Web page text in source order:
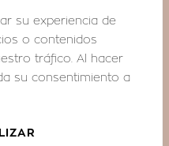
su experiencia de
o contenidos
tráfico. Al hacer
su consentimiento a
newsletter
novedades y
en tu